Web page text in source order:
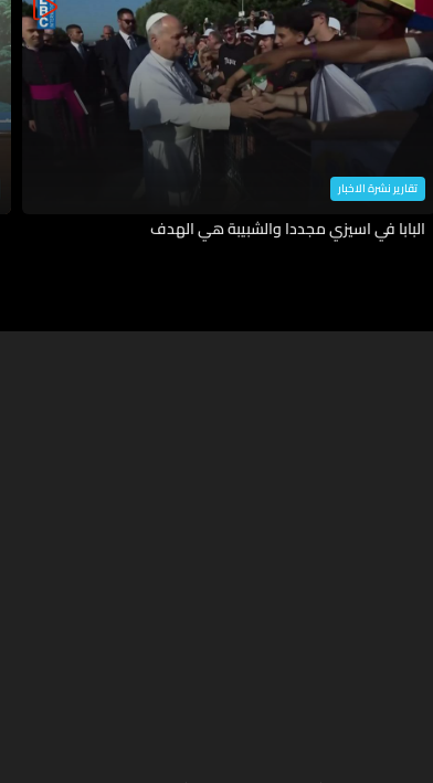
تقارير نشرة الاخبار
البابا في اسيزي مجددا والشبيبة هي الهدف